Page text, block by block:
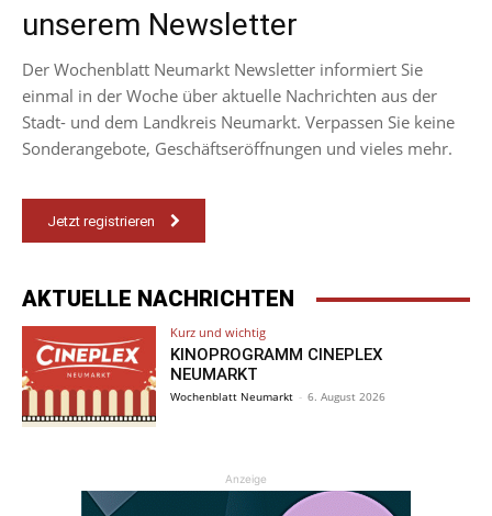
unserem Newsletter
Der Wochenblatt Neumarkt Newsletter informiert Sie
einmal in der Woche über aktuelle Nachrichten aus der
Stadt- und dem Landkreis Neumarkt. Verpassen Sie keine
Sonderangebote, Geschäftseröffnungen und vieles mehr.
Jetzt registrieren
AKTUELLE NACHRICHTEN
Kurz und wichtig
KINOPROGRAMM CINEPLEX
NEUMARKT
Wochenblatt Neumarkt - 6. August 2026
Anzeige